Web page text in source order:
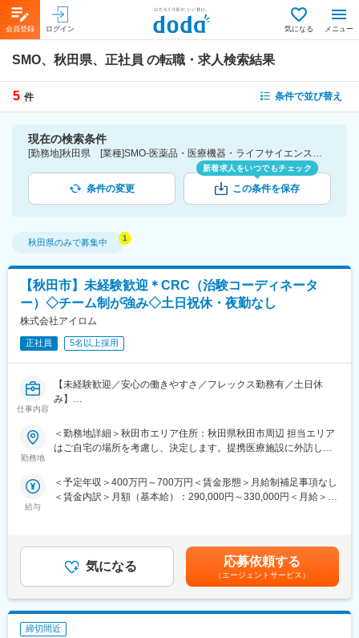
会員登録 ログイン 気になる メニュー
SMO、秋田県、正社員 の転職・求人検索結果
5 件 条件で並び替え
現在の検索条件
[勤務地]秋田県 [業種]SMO-医薬品・医療機器・ライフサイエンス・医療系サービス [雇用形態]正社員
条件の変更
新着求人をいつでもチェック
この条件を保存
秋田県のみで募集中
【秋田市】未経験歓迎＊CRC（治験コーディネータ
ー）◇チーム制が強み◇土日祝休・夜勤なし
株式会社アイロム
正社員 5名以上採用
仕事内容
【未経験歓迎／安心の働きやすさ／フレックス勤務有／土日休
み】
■業務詳細／治験コーディネーター（CRCって何？）
新しい薬や治療法が安全で効果的かどうかを確かめるための臨床
＜具体的に＞
患者さんが治験に参加する手続きを助けたり、治験中のデータを
治験が成功するためにはCRCの役割が非常に重要で、医療の進歩
に貢献できるやりがいのある仕事です。
※担当する医療機関に常駐しての業務となります。
■治験コーディネーターで得られるスキル：
（1）コミュニケーション力：
勤務地
＜勤務地詳細＞秋田市エリア住所：秋田県秋田市周辺 担当エリア
はご自宅の場所を考慮し、決定します。提携医療施設に外訪しま
給与
＜予定年収＞400万円～700万円＜賃金形態＞月給制補足事項なし
＜賃金内訳＞月額（基本給）：290,000円～330,000円＜月給＞
る可能性があります。月給(月額)は固定手当を含めた表記です。
気になる 応募依頼する
（エージェントサービス）
締切間近